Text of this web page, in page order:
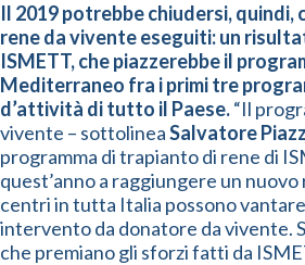
Il 2019 potrebbe chiudersi, quindi,
rene da vivente eseguiti: un
ISMETT, che piazzerebbe il
Mediterraneo fra i primi tre
d’attività di tutto il Paese.“Il
vivente – sottolineaSalvatore
programma di trapianto di rene di
quest’anno a raggiungere un
centri in tutta Italia possono
intervento da donatore da vivente.
che premiano gli sforzi fatti da